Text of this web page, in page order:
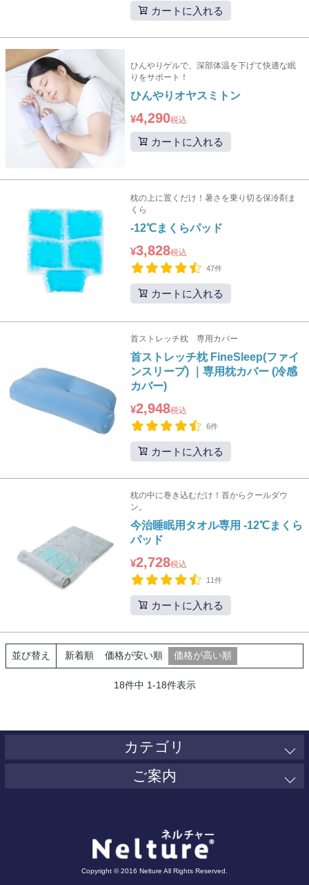
カートに入れる
ひんやりゲルで、深部体温を下げて快適な眠
りをサポート！
ひんやりオヤスミトン
¥4,290税込
カートに入れる
枕の上に置くだけ！暑さを乗り切る保冷剤ま
くら
-12℃まくらパッド
¥3,828税込
47件
カートに入れる
首ストレッチ枕 専用カバー
首ストレッチ枕 FineSleep(ファイ
ンスリープ) ｜専用枕カバー (冷感
カバー)
¥2,948税込
6件
カートに入れる
枕の中に巻き込むだけ！首からクールダウ
ン。
今治睡眠用タオル専用 -12℃まくら
パッド
¥2,728税込
11件
カートに入れる
並び替え 新着順 価格が安い順 価格が高い順
18件中 1-18件表示
カテゴリ
ご案内
Copyright © 2016 Nelture All Rights Reserved.